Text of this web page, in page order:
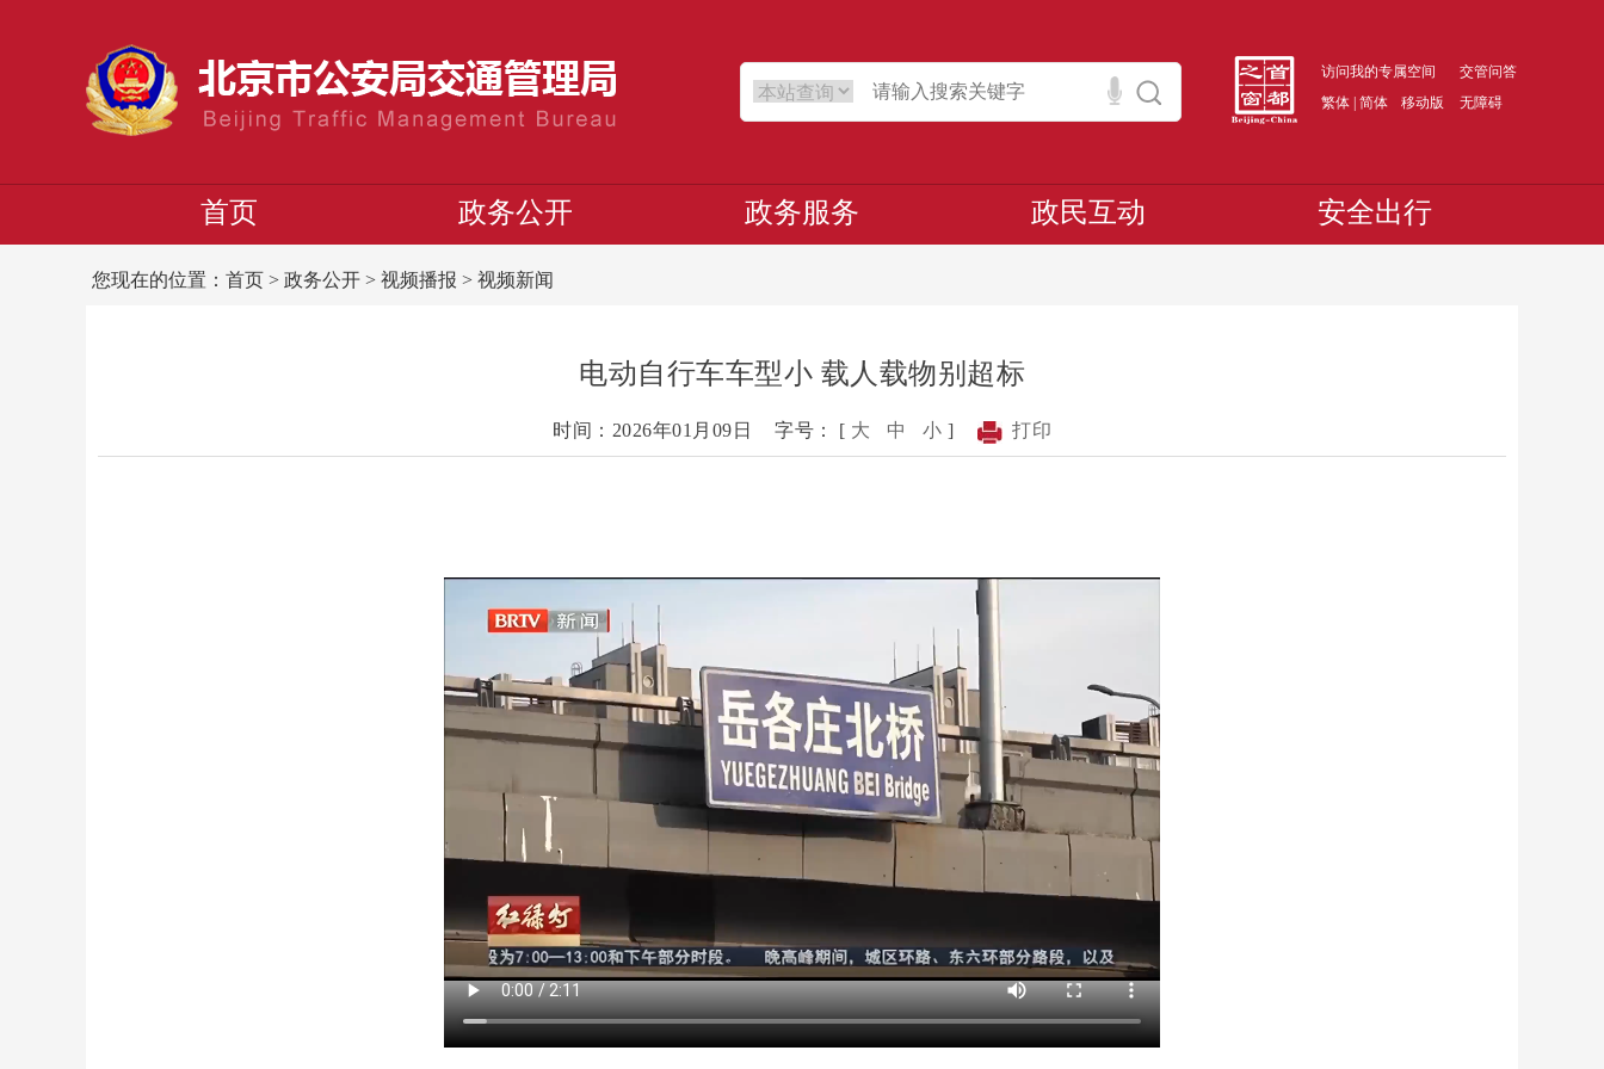
访问我的专属空间
交管问答
繁体 简体 移动版 无障碍
首页 政务公开 政务服务 政民互动 安全出行
您现在的位置： 首页 > 政务公开 > 视频播报 > 视频新闻
电动自行车车型小 载人载物别超标
时间：2026年01月09日 字号： [ 大 中 小 ] 打印